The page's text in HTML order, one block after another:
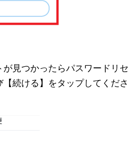
見つかったらパスワードリセ
【続ける】をタップしてくださ